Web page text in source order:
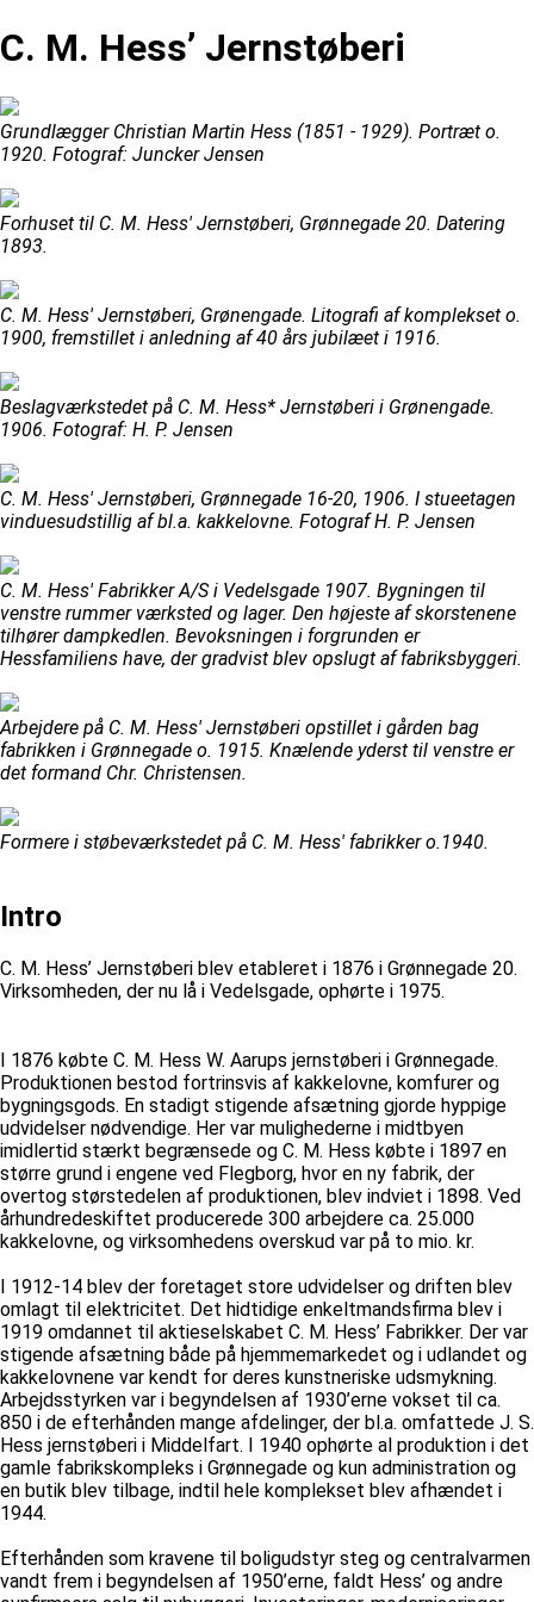
C. M. Hess’ Jernstøberi
Grundlægger Christian Martin Hess (1851 - 1929). Portræt o.
1920. Fotograf: Juncker Jensen
Forhuset til C. M. Hess' Jernstøberi, Grønnegade 20. Datering
1893.
C. M. Hess' Jernstøberi, Grønengade. Litografi af komplekset o.
1900, fremstillet i anledning af 40 års jubilæet i 1916.
Beslagværkstedet på C. M. Hess* Jernstøberi i Grønengade.
1906. Fotograf: H. P. Jensen
C. M. Hess' Jernstøberi, Grønnegade 16-20, 1906. I stueetagen
vinduesudstillig af bl.a. kakkelovne. Fotograf H. P. Jensen
C. M. Hess' Fabrikker A/S i Vedelsgade 1907. Bygningen til
venstre rummer værksted og lager. Den højeste af skorstenene
tilhører dampkedlen. Bevoksningen i forgrunden er
Hessfamiliens have, der gradvist blev opslugt af fabriksbyggeri.
Arbejdere på C. M. Hess' Jernstøberi opstillet i gården bag
fabrikken i Grønnegade o. 1915. Knælende yderst til venstre er
det formand Chr. Christensen.
Formere i støbeværkstedet på C. M. Hess' fabrikker o.1940.
Intro
C. M. Hess’ Jernstøberi blev etableret i 1876 i Grønnegade 20.
Virksomheden, der nu lå i Vedelsgade, ophørte i 1975.
I 1876 købte C. M. Hess W. Aarups jernstøberi i Grønnegade.
Produktionen bestod fortrinsvis af kakkelovne, komfurer og
bygningsgods. En stadigt stigende afsætning gjorde hyppige
udvidelser nødvendige. Her var mulighederne i midtbyen
imidlertid stærkt begrænsede og C. M. Hess købte i 1897 en
større grund i engene ved Flegborg, hvor en ny fabrik, der
overtog størstedelen af produktionen, blev indviet i 1898. Ved
århundredeskiftet producerede 300 arbejdere ca. 25.000
kakkelovne, og virksomhedens overskud var på to mio. kr.
I 1912-14 blev der foretaget store udvidelser og driften blev
omlagt til elektricitet. Det hidtidige enkeltmandsfirma blev i
1919 omdannet til aktieselskabet C. M. Hess’ Fabrikker. Der var
stigende afsætning både på hjemmemarkedet og i udlandet og
kakkelovnene var kendt for deres kunstneriske udsmykning.
Arbejdsstyrken var i begyndelsen af 1930’erne vokset til ca.
850 i de efterhånden mange afdelinger, der bl.a. omfattede J. S.
Hess jernstøberi i Middelfart. I 1940 ophørte al produktion i det
gamle fabrikskompleks i Grønnegade og kun administration og
en butik blev tilbage, indtil hele komplekset blev afhændet i
1944.
Efterhånden som kravene til boligudstyr steg og centralvarmen
vandt frem i begyndelsen af 1950’erne, faldt Hess’ og andre